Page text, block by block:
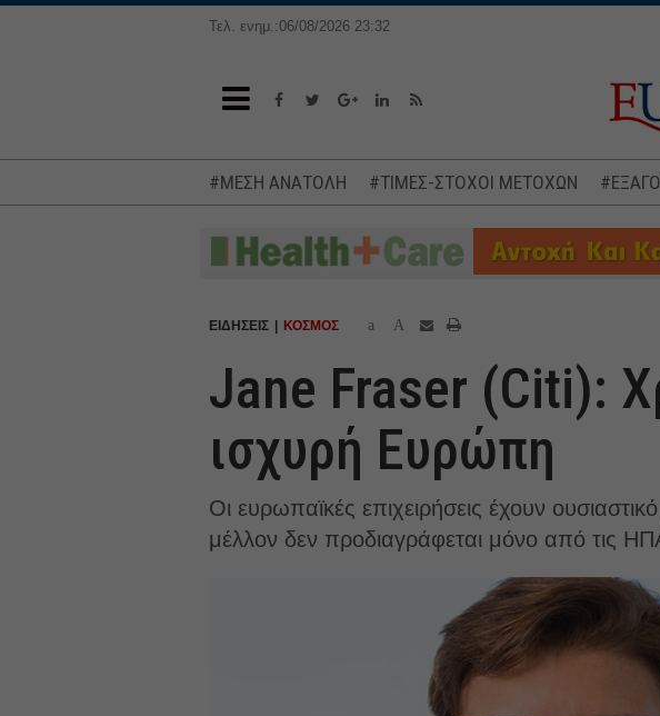
Τελ. ενημ.:06/08/2026 23:32
#ΜΕΣΗ ΑΝΑΤΟΛΗ #ΤΙΜΕΣ-ΣΤΟΧΟΙ ΜΕΤΟΧΩΝ
ΕΙΔΗΣΕΙΣ ΚΟΣΜΟΣ a A
Jane Fraser (Citi):
ισχυρή Ευρώπη
Οι ευρωπαϊκές επιχειρήσεις έχουν
μέλλον δεν προδιαγράφεται μόνο από τις